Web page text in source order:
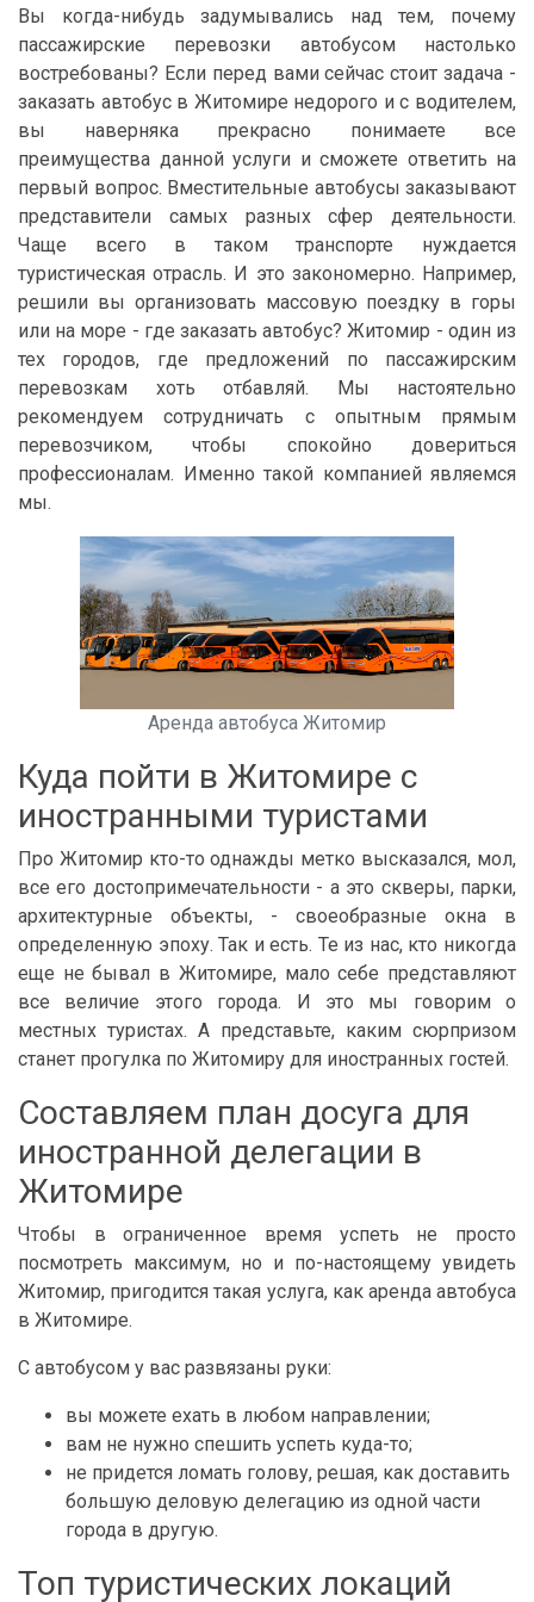
Вы когда-нибудь задумывались над тем, почему
пассажирские перевозки автобусом настолько
востребованы? Если перед вами сейчас стоит задача -
заказать автобус в Житомире недорого и с водителем,
вы наверняка прекрасно понимаете все
преимущества данной услуги и сможете ответить на
первый вопрос. Вместительные автобусы заказывают
представители самых разных сфер деятельности.
Чаще всего в таком транспорте нуждается
туристическая отрасль. И это закономерно. Например,
решили вы организовать массовую поездку в горы
или на море - где заказать автобус? Житомир - один из
тех городов, где предложений по пассажирским
перевозкам хоть отбавляй. Мы настоятельно
рекомендуем сотрудничать с опытным прямым
перевозчиком, чтобы спокойно довериться
профессионалам. Именно такой компанией являемся
мы.
Аренда автобуса Житомир
Куда пойти в Житомире с
иностранными туристами
Про Житомир кто-то однажды метко высказался, мол,
все его достопримечательности - а это скверы, парки,
архитектурные объекты, - своеобразные окна в
определенную эпоху. Так и есть. Те из нас, кто никогда
еще не бывал в Житомире, мало себе представляют
все величие этого города. И это мы говорим о
местных туристах. А представьте, каким сюрпризом
станет прогулка по Житомиру для иностранных гостей.
Составляем план досуга для
иностранной делегации в
Житомире
Чтобы в ограниченное время успеть не просто
посмотреть максимум, но и по-настоящему увидеть
Житомир, пригодится такая услуга, как аренда автобуса
в Житомире.
С автобусом у вас развязаны руки:
вы можете ехать в любом направлении;
вам не нужно спешить успеть куда-то;
не придется ломать голову, решая, как доставить
большую деловую делегацию из одной части
города в другую.
Топ туристических локаций